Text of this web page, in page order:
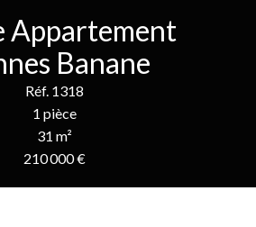
Appartement
Banane
Réf. 1318
1 pièce
31 m²
210 000 €